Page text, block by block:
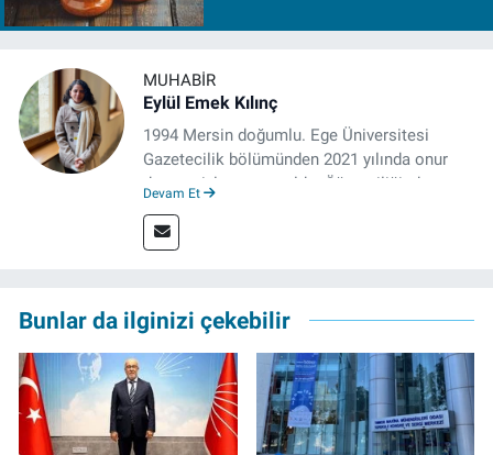
MUHABIR
Eylül Emek Kılınç
1994 Mersin doğumlu. Ege Üniversitesi
Gazetecilik bölümünden 2021 yılında onur
derecesiyle mezun oldu. Öğrenciliğinde
deneyimin dışında kapatılana kadar Artı TV
ve TELE1 TV Ankara bürolarında editör ve
Devam Et
Bunlar da ilginizi çekebilir